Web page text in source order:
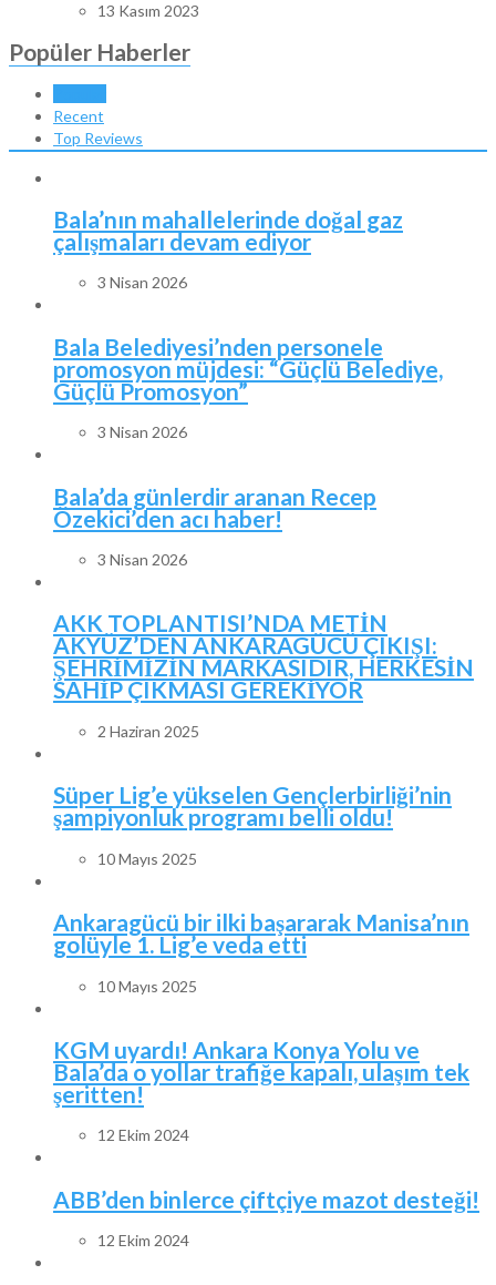
13 Kasım 2023
Popüler Haberler
Recent
Top Reviews
Bala’nın mahallelerinde doğal gaz
çalışmaları devam ediyor
3 Nisan 2026
Bala Belediyesi’nden personele
promosyon müjdesi: “Güçlü Belediye,
Güçlü Promosyon”
3 Nisan 2026
Bala’da günlerdir aranan Recep
Özekici’den acı haber!
3 Nisan 2026
AKK TOPLANTISI’NDA METİN
AKYÜZ’DEN ANKARAGÜCÜ ÇIKIŞI:
ŞEHRİMİZİN MARKASIDIR, HERKESİN
SAHİP ÇIKMASI GEREKİYOR
2 Haziran 2025
Süper Lig’e yükselen Gençlerbirliği’nin
şampiyonluk programı belli oldu!
10 Mayıs 2025
Ankaragücü bir ilki başararak Manisa’nın
golüyle 1. Lig’e veda etti
10 Mayıs 2025
KGM uyardı! Ankara Konya Yolu ve
Bala’da o yollar trafiğe kapalı, ulaşım tek
şeritten!
12 Ekim 2024
ABB’den binlerce çiftçiye mazot desteği!
12 Ekim 2024